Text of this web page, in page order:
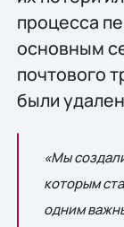
процесса
основным
почтового
были
«Мы
которым
одним